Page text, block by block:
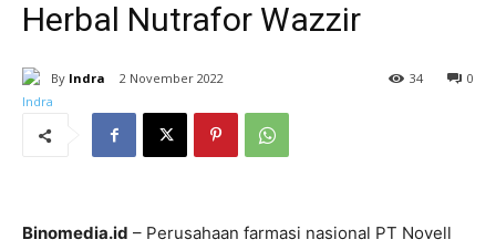
Herbal Nutrafor Wazzir
By Indra 2 November 2022 0
34
Binomedia.id – Perusahaan farmasi nasional PT Novell